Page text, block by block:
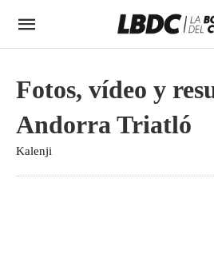
Fotos, vídeo y
Andorra Triatló
Kalenji